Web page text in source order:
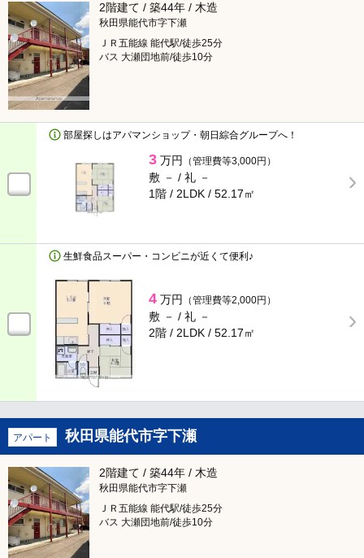
2階建て / 築44年 / 木造
秋田県能代市字下瀬
ＪＲ五能線 能代駅/徒歩25分
バス 大瀬団地前/徒歩10分
部屋探しはアパマンショップ・朝日綜合グループへ！
3 万円 （管理費等3,000円）
敷 － / 礼 －
1階 / 2LDK / 52.17㎡
生鮮食品スーパー・コンビニが近くて便利♪
4 万円 （管理費等2,000円）
敷 － / 礼 －
2階 / 2LDK / 52.17㎡
アパート 秋田県能代市字下瀬
2階建て / 築44年 / 木造
秋田県能代市字下瀬
ＪＲ五能線 能代駅/徒歩25分
バス 大瀬団地前/徒歩10分
24時間換気システム
キッチン
システムキッチン
対面キッチン 冷蔵庫
バス・トイレ別 室内洗濯機置き場
独立洗面台
温水洗浄暖房便座
収納
トランクルーム